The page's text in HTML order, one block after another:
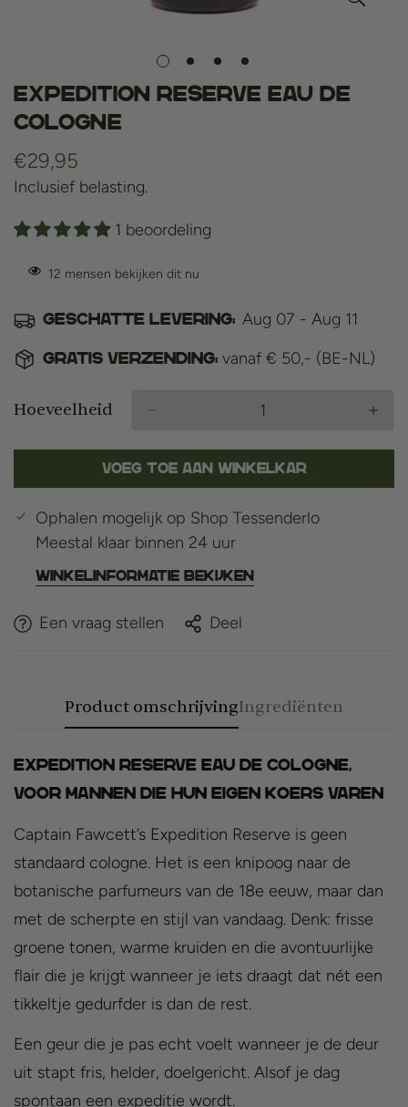
Expedition Reserve Eau De
Cologne
Normale
prijs
€29,95
Inclusief belasting.
1 beoordeling
12 mensen bekijken dit nu
Geschatte levering: Aug 07 - Aug 11
Gratis verzending: vanaf € 50,- (BE-NL)
Hoeveelheid
Voeg toe aan winkelkar
Ophalen mogelijk op Shop Tessenderlo
Meestal klaar binnen 24 uur
Winkelinformatie bekijken
Een vraag stellen Deel
Product omschrijvingIngrediënten
Expedition Reserve Eau de Cologne,
Voor mannen die hun eigen koers varen
Captain Fawcett’s Expedition Reserve is geen
standaard cologne. Het is een knipoog naar de
botanische parfumeurs van de 18e eeuw, maar dan
met de scherpte en stijl van vandaag. Denk: frisse
groene tonen, warme kruiden en die avontuurlijke
flair die je krijgt wanneer je iets draagt dat nét een
tikkeltje gedurfder is dan de rest.
Een geur die je pas echt voelt wanneer je de deur
uit stapt fris, helder, doelgericht. Alsof je dag
spontaan een expeditie wordt.